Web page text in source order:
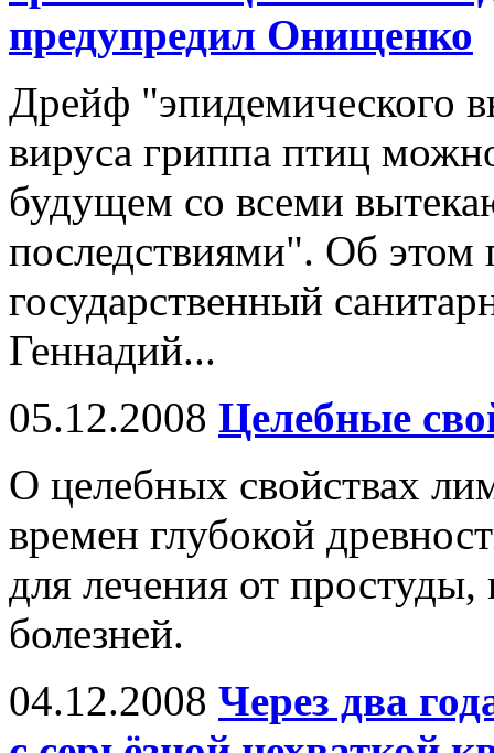
предупредил Онищенко
Дрейф "эпидемического
вируса гриппа птиц
будущем со всеми
последствиями". Об этом
государственный
Геннадий...
05.12.2008 Целебные
О целебных свойствах
времен глубокой
для лечения от
болезней.
04.12.2008 Через два